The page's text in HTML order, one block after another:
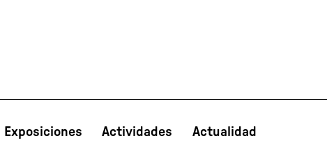
Exposiciones Actividades Actualidad